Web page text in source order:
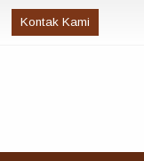
Kontak Kami